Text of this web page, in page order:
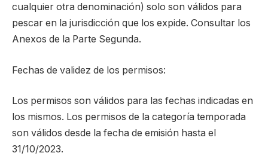
cualquier otra denominación) solo son válidos para
pescar en la jurisdicción que los expide. Consultar los
Anexos de la Parte Segunda.
Fechas de validez de los permisos:
Los permisos son válidos para las fechas indicadas en
los mismos. Los permisos de la categoría temporada
son válidos desde la fecha de emisión hasta el
31/10/2023.